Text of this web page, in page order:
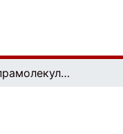
Кафедра супрамолекулярної хімії